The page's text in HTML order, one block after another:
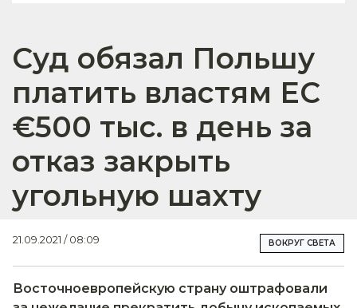
Суд обязал Польшу
платить властям ЕС
€500 тыс. в день за
отказ закрыть
угольную шахту
21.09.2021 / 08:09 ВОКРУГ СВЕТА
Восточноевропейскую страну оштрафовали